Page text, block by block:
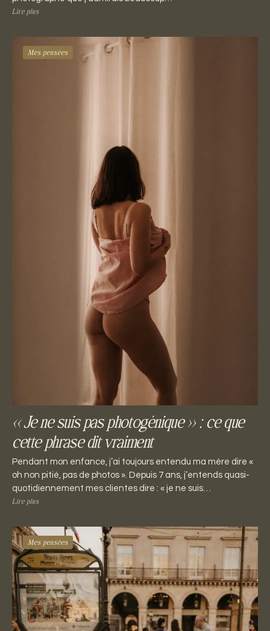
Lire plus
Mes pensées
« Je ne suis pas photogénique » : ce que
cette phrase dit vraiment
Pendant mon enfance, j’ai toujours entendu ma mère dire «
oh non pitié, pas de photos ». Depuis 7 ans, j’entends quasi-
quotidiennement mes clientes dire : « je ne suis…
Lire plus
Mes pensées